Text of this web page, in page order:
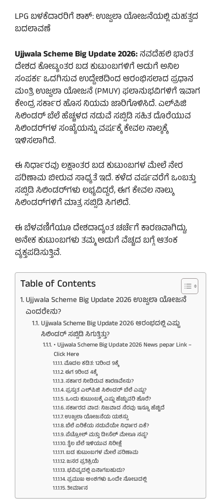
LPG ಬಳಕೆದಾರರಿಗೆ ಶಾಕ್: ಉಜ್ವಲಾ ಯೋಜನೆಯಲ್ಲಿ ಮಹತ್ವದ
ಬದಲಾವಣೆ
Ujjwala Scheme Big Update 2026:ನವದೆಹಲಿ ಭಾರತ
ದೇಶದ ಕೋಟ್ಯಂತರ ಬಡ ಕುಟುಂಬಗಳಿಗೆ ಅಡುಗೆ ಅನಿಲ
ಸಂಪರ್ಕ ಒದಗಿಸುವ ಉದ್ದೇಶದಿಂದ ಆರಂಭಿಸಲಾದ ಪ್ರಧಾನ
ಮಂತ್ರಿ ಉಜ್ವಲಾ ಯೋಜನೆ (PMUY) ಫಲಾನುಭವಿಗಳಿಗೆ ಇವಾಗ
ಕೇಂದ್ರ ಸರ್ಕಾರ ಹೊಸ ನಿಯಮ ಜಾರಿಗೊಳಿಸಿದೆ. ಎಲ್‌ಪಿಜಿ
ಸಿಲಿಂಡರ್ ಬೆಲೆ ಹೆಚ್ಚಳದ ನಡುವೆ ಸಬ್ಸಿಡಿ ಸಹಿತ ದೊರೆಯುವ
ಸಿಲಿಂಡರ್‌ಗಳ ಸಂಖ್ಯೆಯನ್ನು ವರ್ಷಕ್ಕೆ ಕೇವಲ ನಾಲ್ಕಕ್ಕೆ
ಇಳಿಸಲಾಗಿದೆ.
ಈ ನಿರ್ಧಾರವು ಲಕ್ಷಾಂತರ ಬಡ ಕುಟುಂಬಗಳ ಮೇಲೆ ನೇರ
ಪರಿಣಾಮ ಬೀರುವ ಸಾಧ್ಯತೆ ಇದೆ. ಕಳೆದ ವರ್ಷವರೆಗೆ ಒಂಬತ್ತು
ಸಬ್ಸಿಡಿ ಸಿಲಿಂಡರ್‌ಗಳು ಲಭ್ಯವಿದ್ದರೆ, ಈಗ ಕೇವಲ ನಾಲ್ಕು
ಸಿಲಿಂಡರ್‌ಗಳಿಗೆ ಮಾತ್ರ ಸಬ್ಸಿಡಿ ಸಿಗಲಿದೆ.
ಈ ಬೆಳವಣಿಗೆಯೂ ದೇಶದಾದ್ಯಂತ ಚರ್ಚೆಗೆ ಕಾರಣವಾಗಿದ್ದು,
ಅನೇಕ ಕುಟುಂಬಗಳು ತಮ್ಮ ಅಡುಗೆ ವೆಚ್ಚದ ಬಗ್ಗೆ ಆತಂಕ
ವ್ಯಕ್ತಪಡಿಸುತ್ತಿವೆ.
Table of Contents
Ujjwala Scheme Big Update 2026 ಉಜ್ವಲಾ ಯೋಜನೆ
ಎಂದರೇನು?
Ujjwala Scheme Big Update 2026 ಆರಂಭದಲ್ಲಿ ಎಷ್ಟು
ಸಿಲಿಂಡರ್ ಸಬ್ಸಿಡಿ ಸಿಗುತ್ತಿತ್ತು?
• Ujjwala Scheme Big Update 2026 News pepar Link –
Click Here
ಮೊದಲ ಕಡಿತ: 12ರಿಂದ 9ಕ್ಕೆ
ಈಗ 9ರಿಂದ 4ಕ್ಕೆ
ಸರ್ಕಾರ ನೀಡಿರುವ ಕಾರಣವೇನು?
ಪ್ರಸ್ತುತ ಎಲ್‌ಪಿಜಿ ಸಿಲಿಂಡರ್ ಬೆಲೆ ಎಷ್ಟು?
ಒಂದು ಕುಟುಂಬಕ್ಕೆ ಎಷ್ಟು ಹೆಚ್ಚುವರಿ ಹೊರೆ?
ಸರ್ಕಾರದ ವಾದ: ನಿಜವಾದ ನೆರವು ಇನ್ನೂ ಹೆಚ್ಚಿದೆ
ಉಜ್ವಲಾ ಯೋಜನೆಯ ಯಶಸ್ಸು
ಬೆಲೆ ಏರಿಕೆಯ ನಡುವೆಯೇ ನಿರ್ಧಾರ ಏಕೆ?
ಪೆಟ್ರೋಲ್ ಮತ್ತು ಡೀಸೆಲ್ ಮೇಲೂ ನಷ್ಟ?
ತೈಲ ಬೆಲೆ ಇಳಿಯುವ ನಿರೀಕ್ಷೆ
ಬಡ ಕುಟುಂಬಗಳ ಮೇಲೆ ಪರಿಣಾಮ
ಜನರ ಪ್ರತಿಕ್ರಿಯೆ
ಭವಿಷ್ಯದಲ್ಲಿ ಏನಾಗಬಹುದು?
ಪ್ರಮುಖ ಅಂಶಗಳು ಒಂದೇ ನೋಟದಲ್ಲಿ
ತೀರ್ಮಾನ